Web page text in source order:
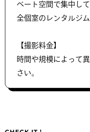
ベート空間で集中し
全個室のレンタルジム
【撮影料金】
時間や規模によって
さい。